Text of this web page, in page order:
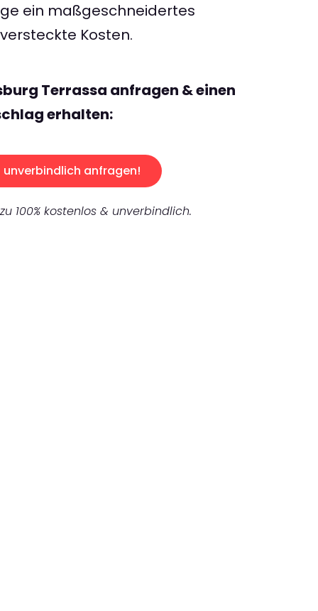
ein maßgeschneidertes
Kosten.
Terrassa anfragen & einen
erhalten:
unverbindlich anfragen!
100% kostenlos & unverbindlich.